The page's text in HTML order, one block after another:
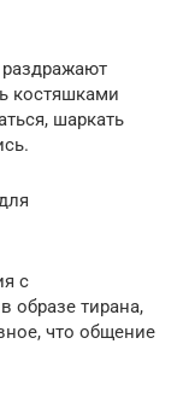
костяшками
шаркать
с
образе тирана,
что общение